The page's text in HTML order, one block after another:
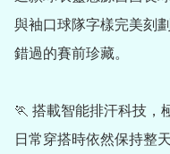
與袖口球隊字樣完美刻
錯過的賽前珍藏。
🏃 搭載智能排汗科技，
日常穿搭時依然保持整